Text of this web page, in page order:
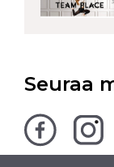
Seuraa